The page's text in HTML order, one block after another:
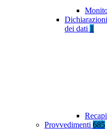
dei dati 1
Provvedimenti 685